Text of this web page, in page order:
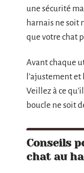
une sécurité
harnais ne soit
que votre chat
Avant chaque
l’ajustement
Veillez à ce
boucle ne soit
Conseils
chat au